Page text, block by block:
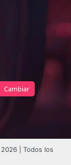
| Todos los